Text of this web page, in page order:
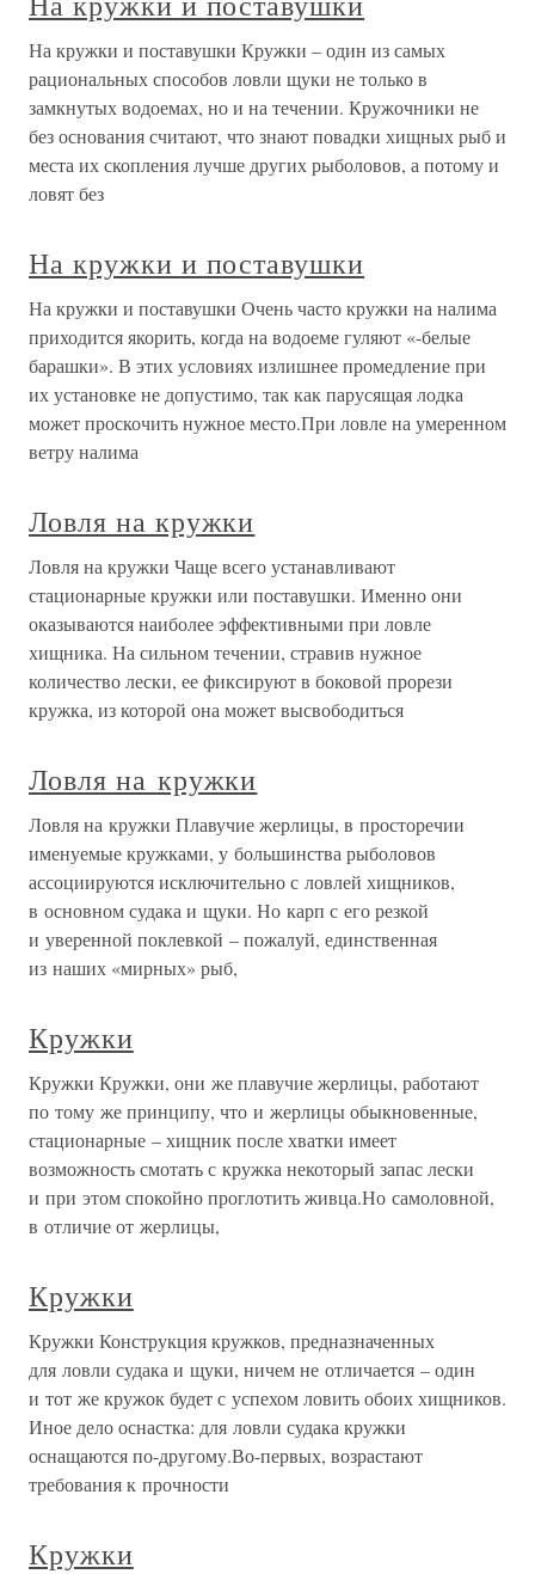
На кружки и поставушки Кружки – один из самых
рациональных способов ловли щуки не только в
замкнутых водоемах, но и на течении. Кружочники не
без основания считают, что знают повадки хищных рыб и
места их скопления лучше других рыболовов, а потому и
ловят без
На кружки и поставушки
На кружки и поставушки Очень часто кружки на налима
приходится якорить, когда на водоеме гуляют «-белые
барашки». В этих условиях излишнее промедление при
их установке не допустимо, так как парусящая лодка
может проскочить нужное место.При ловле на умеренном
ветру налима
Ловля на кружки
Ловля на кружки Чаще всего устанавливают
стационарные кружки или поставушки. Именно они
оказываются наиболее эффективными при ловле
хищника. На сильном течении, стравив нужное
количество лески, ее фиксируют в боковой прорези
кружка, из которой она может высвободиться
Ловля на кружки
Ловля на кружки Плавучие жерлицы, в просторечии
именуемые кружками, у большинства рыболовов
ассоциируются исключительно с ловлей хищников,
в основном судака и щуки. Но карп с его резкой
и уверенной поклевкой – пожалуй, единственная
из наших «мирных» рыб,
Кружки
Кружки Кружки, они же плавучие жерлицы, работают
по тому же принципу, что и жерлицы обыкновенные,
стационарные – хищник после хватки имеет
возможность смотать с кружка некоторый запас лески
и при этом спокойно проглотить живца.Но самоловной,
в отличие от жерлицы,
Кружки
Кружки Конструкция кружков, предназначенных
для ловли судака и щуки, ничем не отличается – один
и тот же кружок будет с успехом ловить обоих хищников.
Иное дело оснастка: для ловли судака кружки
оснащаются по-другому.Во-первых, возрастают
требования к прочности
Кружки